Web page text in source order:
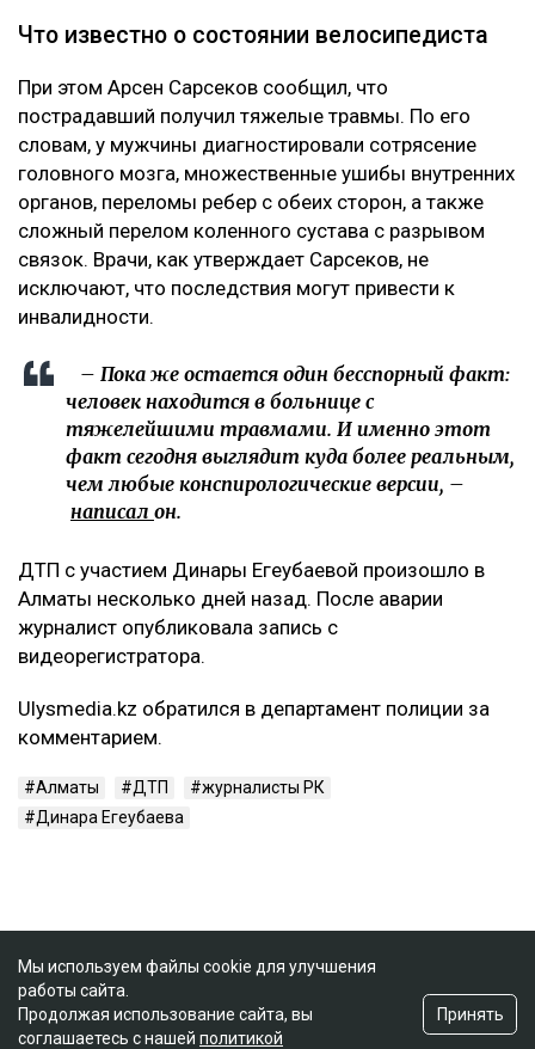
Что известно о состоянии велосипедиста
При этом Арсен Сарсеков сообщил, что
пострадавший получил тяжелые травмы. По его
словам, у мужчины диагностировали сотрясение
головного мозга, множественные ушибы внутренних
органов, переломы ребер с обеих сторон, а также
сложный перелом коленного сустава с разрывом
связок. Врачи, как утверждает Сарсеков, не
исключают, что последствия могут привести к
инвалидности.
– Пока же остается один бесспорный факт:
человек находится в больнице с
тяжелейшими травмами. И именно этот
факт сегодня выглядит куда более реальным,
чем любые конспирологические версии, –
написал он.
ДТП с участием Динары Егеубаевой произошло в
Алматы несколько дней назад. После аварии
журналист опубликовала запись с
видеорегистратора.
Ulysmedia.kz обратился в департамент полиции за
комментарием.
Алматы ДТП
журналисты РК
Динара Егеубаева
Мы используем файлы cookie для улучшения
работы сайта.
Продолжая использование сайта, вы
соглашаетесь с нашей политикой
Принять